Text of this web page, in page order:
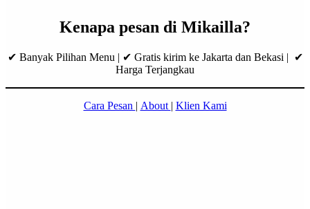
Kenapa pesan di Mikailla?
✔ Banyak Pilihan Menu | ✔ Gratis kirim ke Jakarta dan Bekasi | ✔
Harga Terjangkau
Cara Pesan | About | Klien Kami